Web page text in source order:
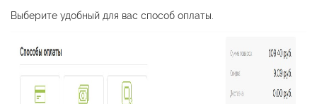
Выберите удобный для вас способ оплаты.